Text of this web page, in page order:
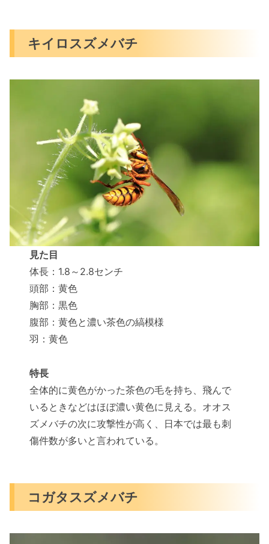
キイロスズメバチ
見た目
体長：1.8～2.8センチ
頭部：黄色
胸部：黒色
腹部：黄色と濃い茶色の縞模様
羽：黄色
特長
全体的に黄色がかった茶色の毛を持ち、飛んで
いるときなどはほぼ濃い黄色に見える。オオス
ズメバチの次に攻撃性が高く、日本では最も刺
傷件数が多いと言われている。
コガタスズメバチ